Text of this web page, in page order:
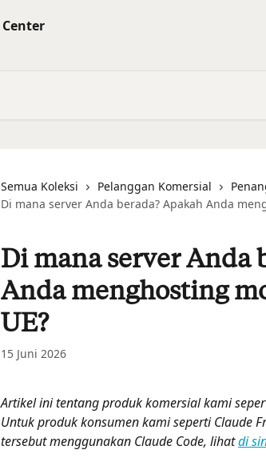
Semua Koleksi Pelanggan Komersial
Di mana server Anda berada? Apakah Anda
Di mana server Anda
Anda menghosting
UE?
15 Juni 2026
Artikel ini tentang produk komersial kami
Untuk produk konsumen kami seperti Claude
tersebut menggunakan Claude Code, lihat di